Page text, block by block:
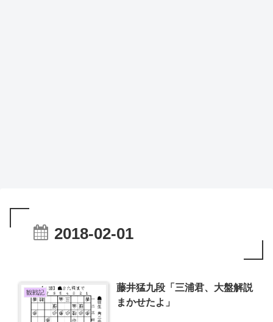
2018-02-01
観戦記
藤井猛九段「三浦君、大盤解説
まかせたよ」